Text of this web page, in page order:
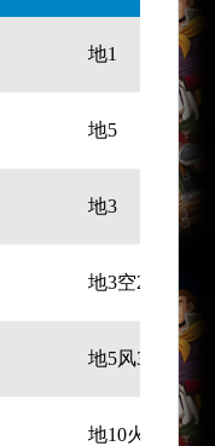
地1
地5
地3
地3空2
地5风3
地10火6